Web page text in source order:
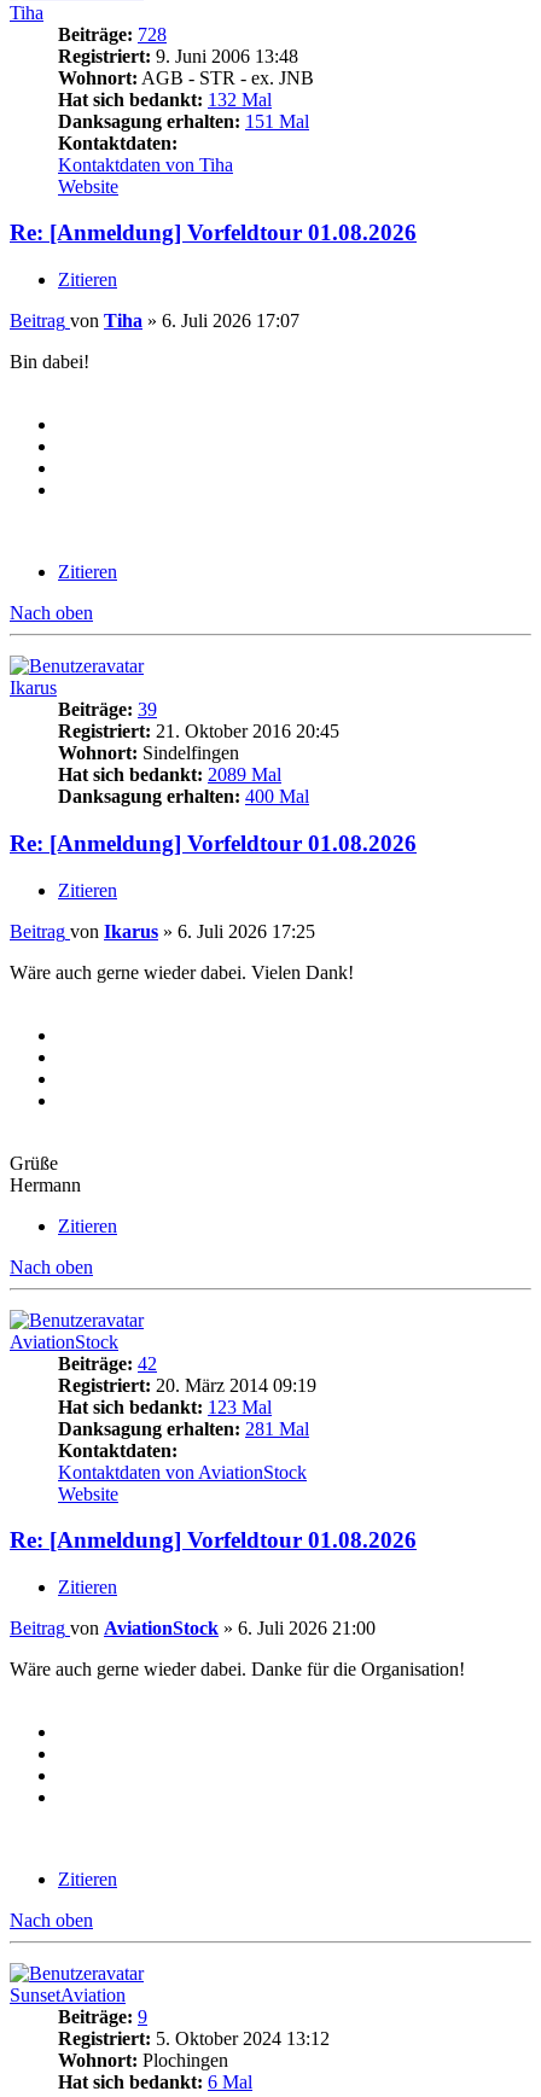
Tiha
Beiträge: 728
Registriert: 9. Juni 2006 13:48
Wohnort: AGB - STR - ex. JNB
Hat sich bedankt: 132 Mal
Danksagung erhalten: 151 Mal
Kontaktdaten:
Kontaktdaten von Tiha
Website
Re: [Anmeldung] Vorfeldtour 01.08.2026
Zitieren
Beitrag von Tiha » 6. Juli 2026 17:07
Bin dabei!
Zitieren
Nach oben
Ikarus
Beiträge: 39
Registriert: 21. Oktober 2016 20:45
Wohnort: Sindelfingen
Hat sich bedankt: 2089 Mal
Danksagung erhalten: 400 Mal
Re: [Anmeldung] Vorfeldtour 01.08.2026
Zitieren
Beitrag von Ikarus » 6. Juli 2026 17:25
Wäre auch gerne wieder dabei. Vielen Dank!
Grüße
Hermann
Zitieren
Nach oben
AviationStock
Beiträge: 42
Registriert: 20. März 2014 09:19
Hat sich bedankt: 123 Mal
Danksagung erhalten: 281 Mal
Kontaktdaten:
Kontaktdaten von AviationStock
Website
Re: [Anmeldung] Vorfeldtour 01.08.2026
Zitieren
Beitrag von AviationStock » 6. Juli 2026 21:00
Wäre auch gerne wieder dabei. Danke für die Organisation!
Zitieren
Nach oben
SunsetAviation
Beiträge: 9
Registriert: 5. Oktober 2024 13:12
Wohnort: Plochingen
Hat sich bedankt: 6 Mal